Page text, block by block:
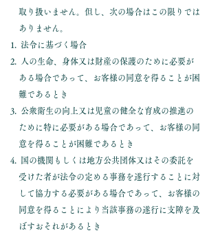
取り扱いません。但し、次の場合はこの限りでは
ありません。
法令に基づく場合
人の生命、身体又は財産の保護のために必要が
ある場合であって、お客様の同意を得ることが困
難であるとき
公衆衛生の向上又は児童の健全な育成の推進の
ために特に必要がある場合であって、お客様の同
意を得ることが困難であるとき
国の機関もしくは地方公共団体又はその委託を
受けた者が法令の定める事務を遂行することに対
して協力する必要がある場合であって、お客様の
同意を得ることにより当該事務の遂行に支障を及
ぼすおそれがあるとき